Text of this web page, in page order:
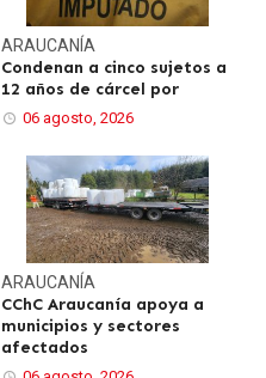
ARAUCANÍA
Condenan a cinco sujetos a
12 años de cárcel por
06 agosto, 2026
ARAUCANÍA
CChC Araucanía apoya a
municipios y sectores
afectados